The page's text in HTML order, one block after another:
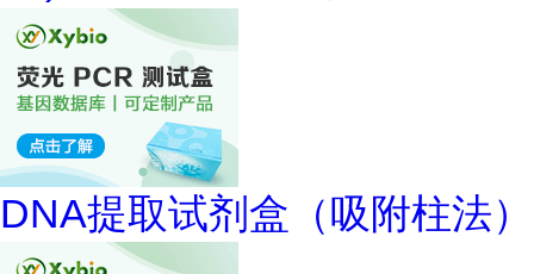
DNA提取试剂盒（吸附柱法）